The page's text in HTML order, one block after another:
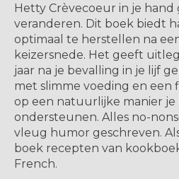
Hetty Crèvecoeur in je hand
veranderen. Dit boek biedt
optimaal te herstellen na
keizersnede. Het geeft
jaar na je bevalling in je lijf
met slimme voeding en een
op een natuurlijke manier je
ondersteunen. Alles no-
vleug humor geschreven.
boek recepten van
French.